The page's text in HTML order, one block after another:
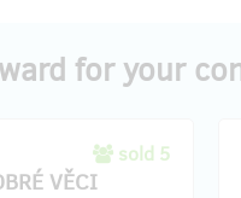
for your
sold 5
VĚCI